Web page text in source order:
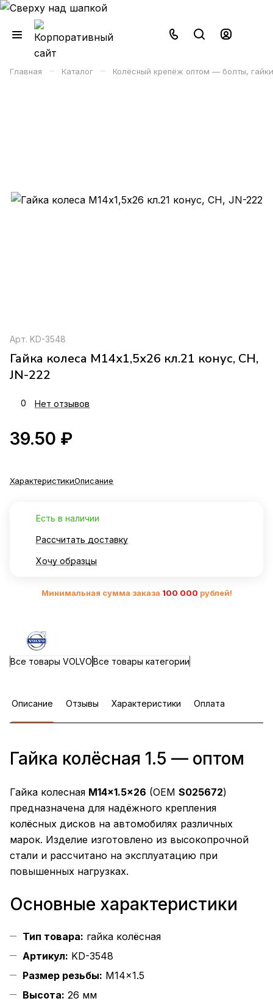
Главная – Каталог – Колёсный крепёж оптом — болты,
Арт. KD-3548
Гайка колеса М14х1,5х26 кл.21 конус, СН,
JN-222
0 Нет отзывов
39.50 ₽
ХарактеристикиОписание
Есть в наличии
Рассчитать доставку
Хочу образцы
Минимальная сумма заказа 100 000 рублей!
Все товары VOLVOВсе товары категории
Описание Отзывы Характеристики Оплата
Гайка колёсная 1.5 — оптом
Гайка колесная M14×1.5×26 (OEM S025672)
предназначена для надёжного крепления
колёсных дисков на автомобилях различных
марок. Изделие изготовлено из высокопрочной
стали и рассчитано на эксплуатацию при
повышенных нагрузках.
Основные характеристики
Тип товара: гайка колёсная
Артикул: KD-3548
Размер резьбы: M14×1.5
Высота: 26 мм